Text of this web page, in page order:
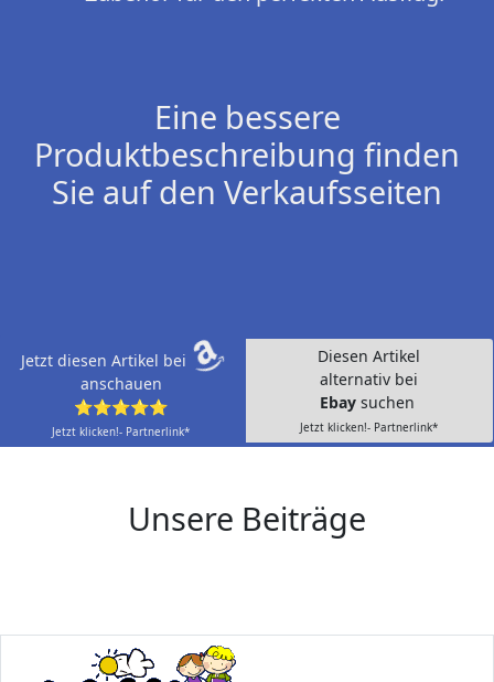
Eine bessere
Produktbeschreibung finden
Sie auf den Verkaufsseiten
Jetzt diesen Artikel bei
anschauen
⭐⭐⭐⭐⭐
Jetzt klicken!- Partnerlink*
Diesen Artikel
alternativ bei
Ebay suchen
Jetzt klicken!- Partnerlink*
Unsere Beiträge